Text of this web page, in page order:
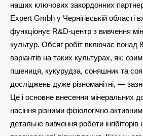
наших ключових закордонних
Expert Gmbh у Чернігівській області
функціонує R&D-центр з вивчення
культур. Обсяг робіт включає понад
варіантів на таких культурах, як:
пшениця, кукурудза, соняшник та
досліджень дуже різноманітні, —
Це і основне внесення мінеральних
насіння різними фізіологічно
детальне вивчення роботи інгібіторів